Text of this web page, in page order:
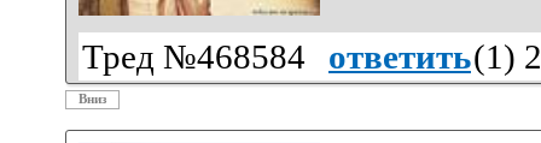
Тред №468584 ответить(1 )
Вниз